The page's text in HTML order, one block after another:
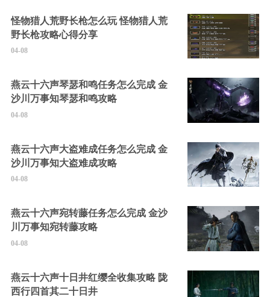
怪物猎人荒野长枪怎么玩 怪物猎人荒
野长枪攻略心得分享
04-08
燕云十六声琴瑟和鸣任务怎么完成 金
沙川万事知琴瑟和鸣攻略
04-08
燕云十六声大盗难成任务怎么完成 金
沙川万事知大盗难成攻略
04-08
燕云十六声宛转藤任务怎么完成 金沙
川万事知宛转藤攻略
04-08
燕云十六声十日井红缨全收集攻略 陇
西行四首其二十日井